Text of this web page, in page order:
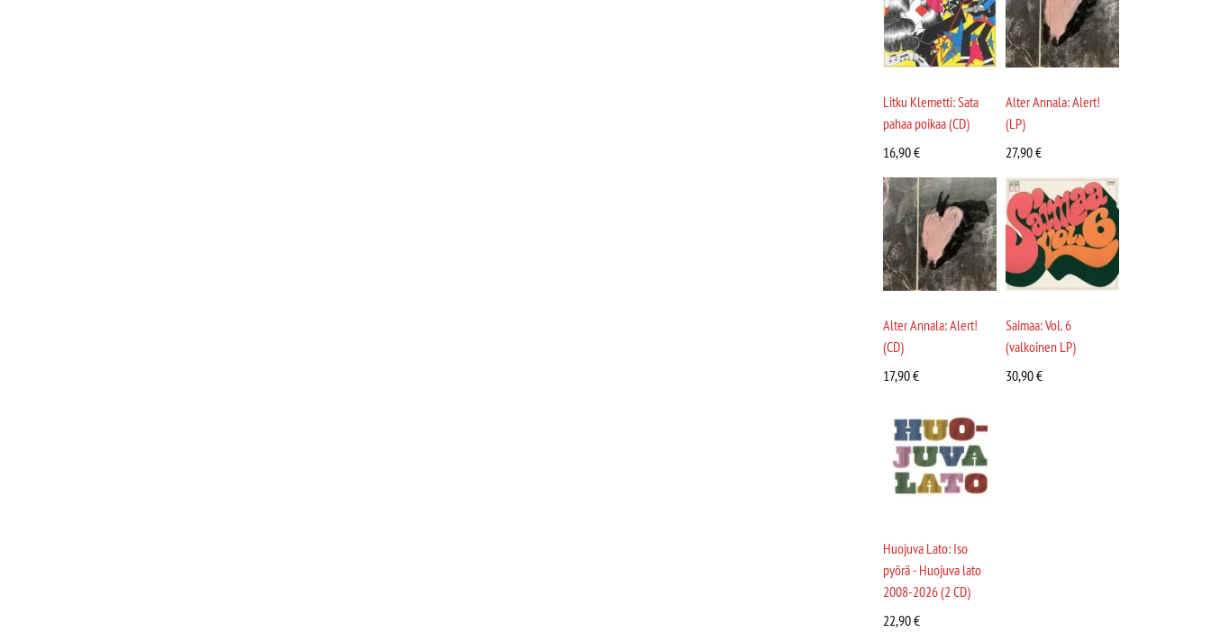
Litku Klemetti: Sata
pahaa poikaa (CD)
16,90€
Alter Annala: Alert!
(LP)
27,90€
Alter Annala: Alert!
(CD)
17,90€
Saimaa: Vol. 6
(valkoinen LP)
30,90€
Huojuva Lato: Iso
pyörä - Huojuva lato
2008-2026 (2 CD)
22,90€